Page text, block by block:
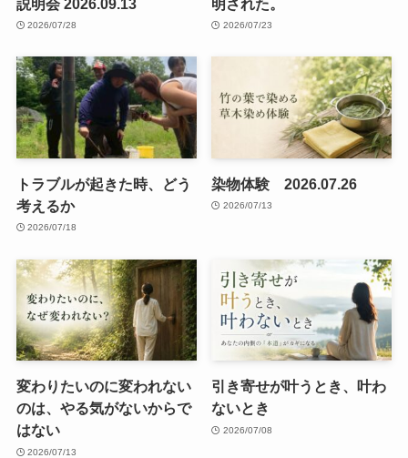
説明会 2026.09.13
2026/07/28
明された。
2026/07/23
トラブルが起きた時、どう
考えるか
2026/07/18
染物体験 2026.07.26
2026/07/13
変わりたいのに変われない
のは、やる気がないからで
はない
2026/07/13
引き寄せが叶うとき、叶わ
ないとき
2026/07/08